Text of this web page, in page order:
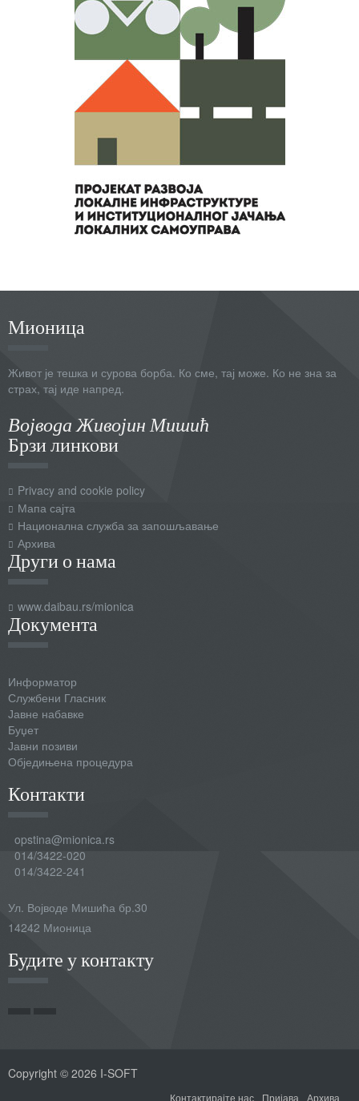
Мионица
Живот је тешка и сурова борба. Ко сме, тај може. Ко не зна за
страх, тај иде напред.
Војвода Живојин Мишић
Брзи линкови
Privacy and cookie policy
Мапа сајта
Национална служба за запошљавање
Архива
Други о нама
www.daibau.rs/mionica
Документа
Информатор
Службени Гласник
Јавне набавке
Буџет
Јавни позиви
Обједињена процедура
Контакти
opstina@mionica.rs
014/3422-020
014/3422-241
Ул. Војводе Мишића бр.30
14242 Мионица
Будите у контакту
Copyright © 2026 I-SOFT
Контактирајте нас Пријава Архива